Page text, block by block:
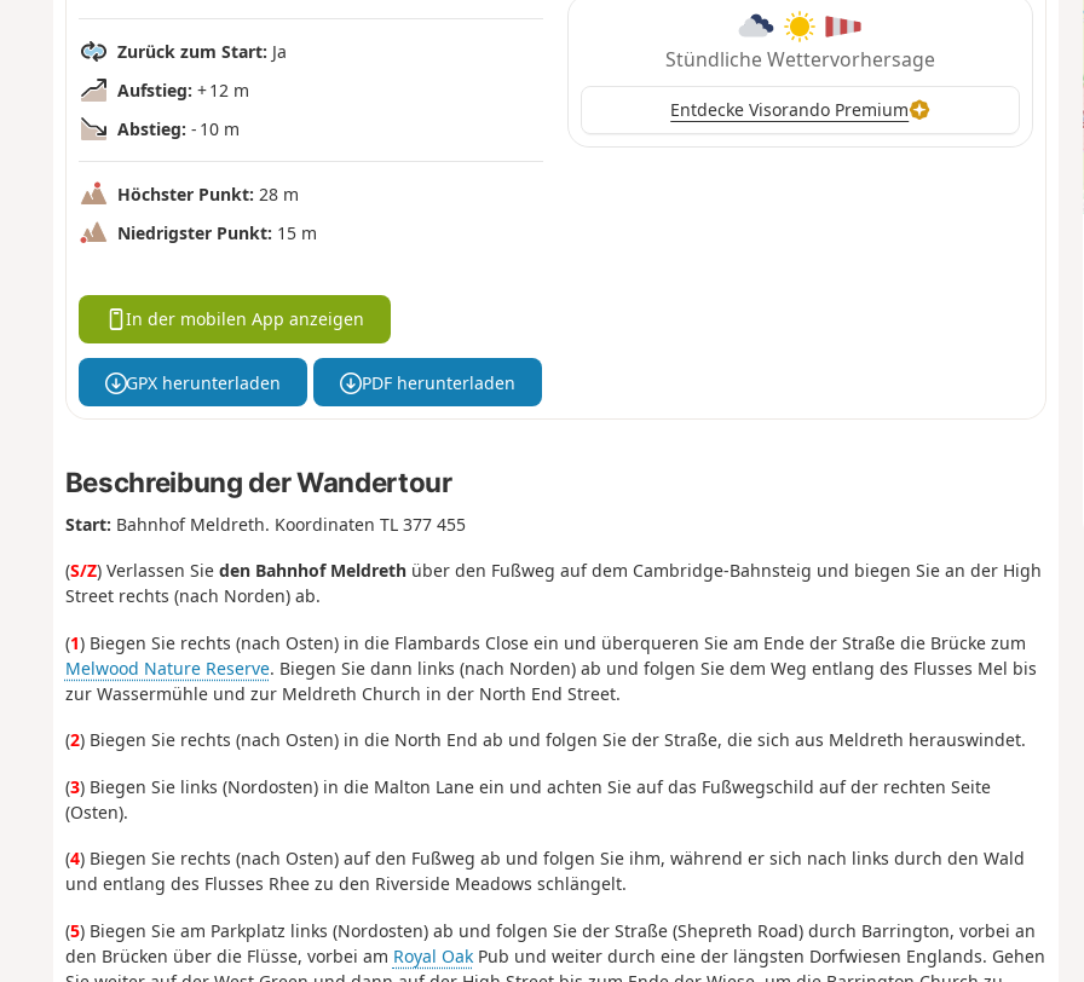
Zurück zum Start: Ja
Aufstieg: + 12 m
Abstieg: - 10 m
Höchster Punkt: 28 m
Niedrigster Punkt: 15 m
Stündliche Wettervorhersage
Entdecke Visorando Premium
In der mobilen App anzeigen
GPX herunterladen PDF herunterladen
Beschreibung der Wandertour
Start: Bahnhof Meldreth. Koordinaten TL 377 455
(S/Z) Verlassen Sie den Bahnhof Meldrethüber den Fußweg auf dem Cambridge-Bahnsteig und biegen Sie an der High
Street rechts (nach Norden) ab.
(1) Biegen Sie rechts (nach Osten) in die Flambards Close ein und überqueren Sie am Ende der Straße die Brücke zum
Melwood Nature Reserve. Biegen Sie dann links (nach Norden) ab und folgen Sie dem Weg entlang des Flusses Mel bis
zur Wassermühle und zur Meldreth Church in der North End Street.
(2) Biegen Sie rechts (nach Osten) in die North End ab und folgen Sie der Straße, die sich aus Meldreth herauswindet.
(3) Biegen Sie links (Nordosten) in die Malton Lane ein und achten Sie auf das Fußwegschild auf der rechten Seite
(Osten).
(4) Biegen Sie rechts (nach Osten) auf den Fußweg ab und folgen Sie ihm, während er sich nach links durch den Wald
und entlang des Flusses Rhee zu den Riverside Meadows schlängelt.
(5) Biegen Sie am Parkplatz links (Nordosten) ab und folgen Sie der Straße (Shepreth Road) durch Barrington, vorbei an
den Brücken über die Flüsse, vorbei am Royal OakPub und weiter durch eine der längsten Dorfwiesen Englands. Gehen